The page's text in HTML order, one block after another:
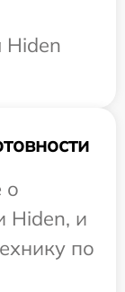
Hiden
о
Hiden, и
по